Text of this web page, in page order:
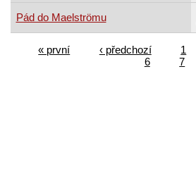
Pád do Maelströmu
« první ‹ předchozí 1
6
7